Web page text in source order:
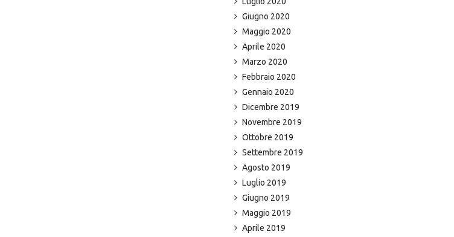
Giugno 2020
Maggio 2020
Aprile 2020
Marzo 2020
Febbraio 2020
Gennaio 2020
Dicembre 2019
Novembre 2019
Ottobre 2019
Settembre 2019
Agosto 2019
Luglio 2019
Giugno 2019
Maggio 2019
Aprile 2019